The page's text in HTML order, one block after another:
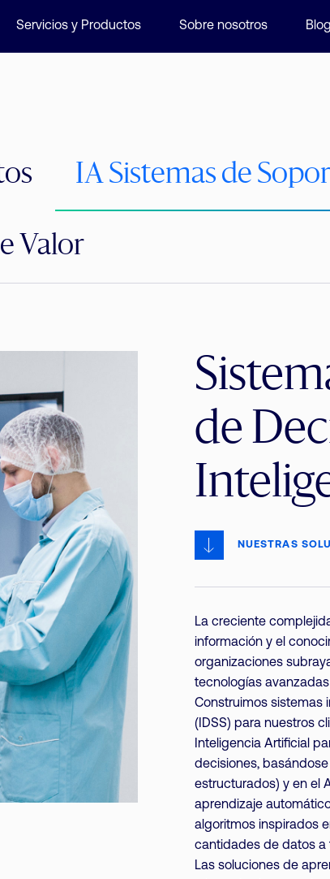
Servicios y Productos Sobre nosotros Blog
IA Sistemas de
Valor
de
NUESTRAS
La creciente
información y el
organizaciones
tecnologías
Construimos sistemas
(IDSS) para nuestros
Inteligencia Artificial
decisiones,
estructurados) y en el
aprendizaje
algoritmos inspirados
cantidades de datos a
Las soluciones de